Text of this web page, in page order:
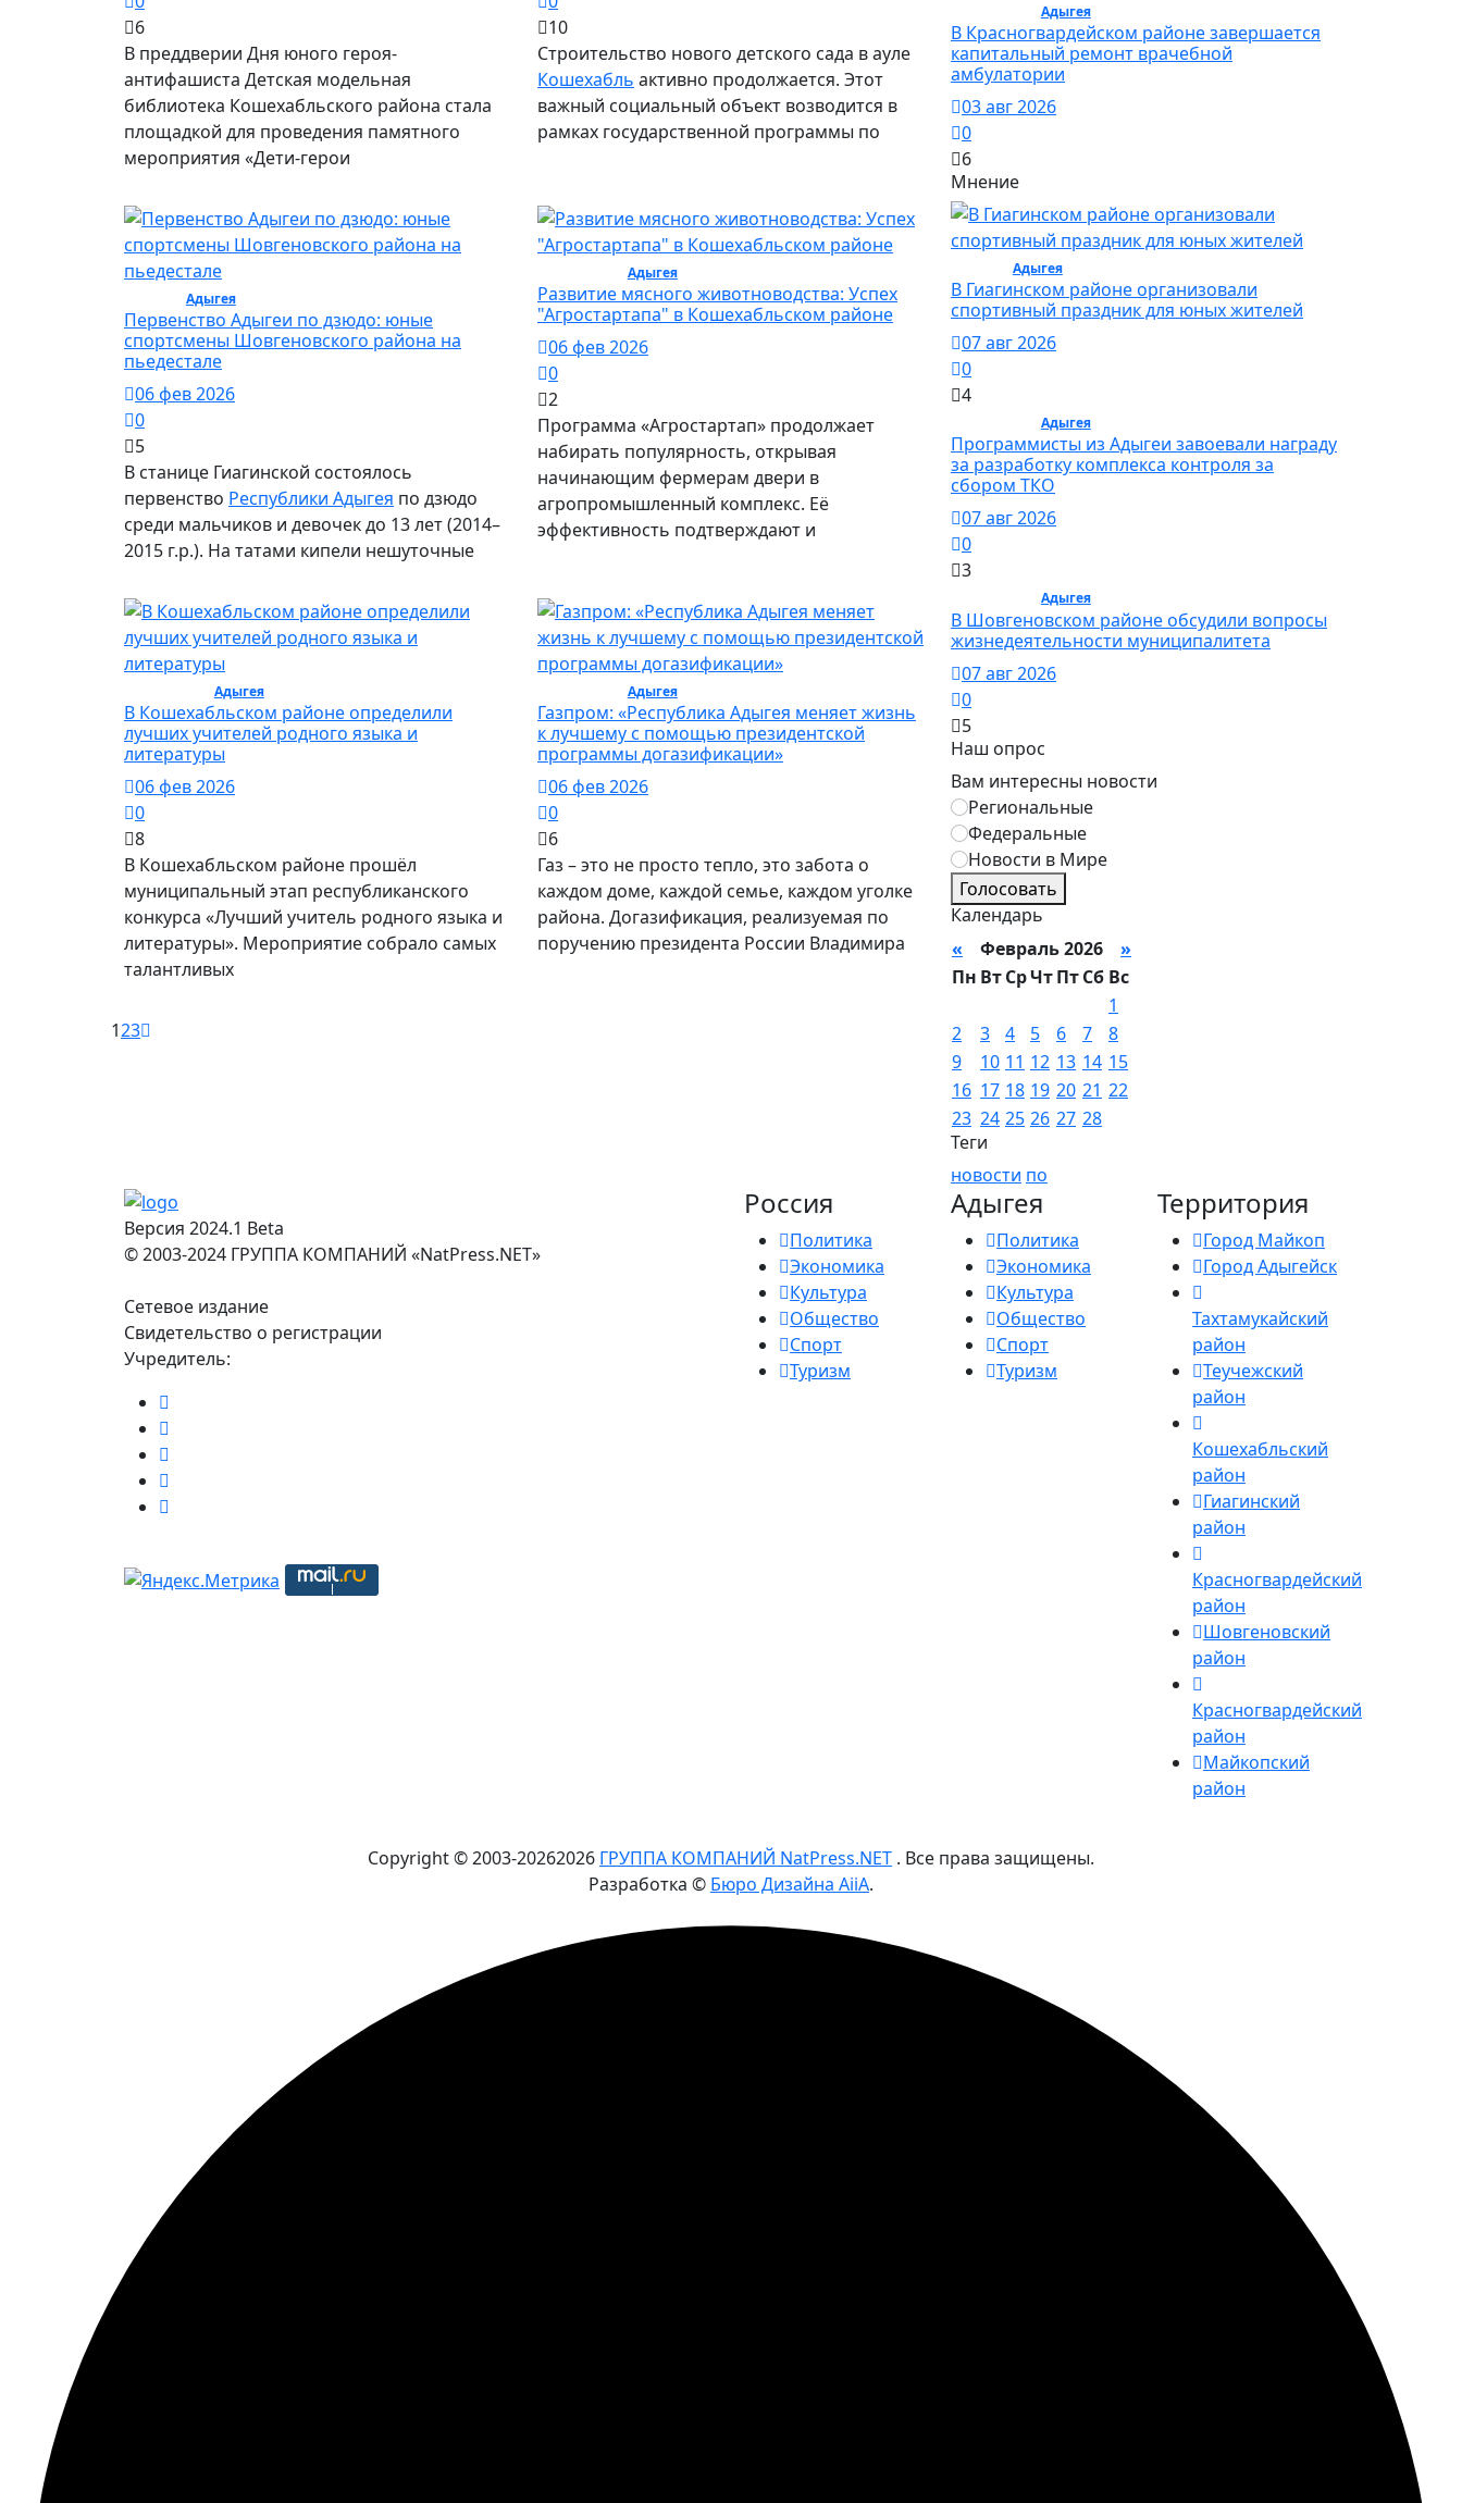
6
В преддверии Дня юного героя-
антифашиста Детская модельная
библиотека Кошехабльского района стала
площадкой для проведения памятного
мероприятия «Дети-герои
10
Строительство нового детского сада в ауле
Кошехабль активно продолжается. Этот
важный социальный объект возводится в
рамках государственной программы по
Адыгея/ Спорт
Первенство Адыгеи по дзюдо: юные
спортсмены Шовгеновского района на
пьедестале
06 фев 2026
0
5
В станице Гиагинской состоялось
первенство Республики Адыгея по дзюдо
среди мальчиков и девочек до 13 лет (2014–
2015 г.р.). На татами кипели нешуточные
Адыгея/ Общество
Развитие мясного животноводства: Успех
"Агростартапа" в Кошехабльском районе
06 фев 2026
0
2
Программа «Агростартап» продолжает
набирать популярность, открывая
начинающим фермерам двери в
агропромышленный комплекс. Её
эффективность подтверждают и
Адыгея/ Общество
В Кошехабльском районе определили
лучших учителей родного языка и
литературы
06 фев 2026
0
8
В Кошехабльском районе прошёл
муниципальный этап республиканского
конкурса «Лучший учитель родного языка и
литературы». Мероприятие собрало самых
талантливых
Адыгея/ Общество
Газпром: «Республика Адыгея меняет жизнь
к лучшему с помощью президентской
программы догазификации»
06 фев 2026
0
6
Газ – это не просто тепло, это забота о
каждом доме, каждой семье, каждом уголке
района. Догазификация, реализуемая по
поручению президента России Владимира
123
Адыгея/ Общество
В Красногвардейском районе завершается
капитальный ремонт врачебной
амбулатории
03 авг 2026
0
6
Мнение
Адыгея/ Спорт
В Гиагинском районе организовали
спортивный праздник для юных жителей
07 авг 2026
0
4
Адыгея/ Общество
Программисты из Адыгеи завоевали награду
за разработку комплекса контроля за
сбором ТКО
07 авг 2026
0
3
Адыгея/ Общество
В Шовгеновском районе обсудили вопросы
жизнедеятельности муниципалитета
07 авг 2026
0
5
Наш опрос
Вам интересны новости
Региональные
Федеральные
Новости в Мире
Голосовать
Календарь
« Февраль 2026 »
Пн ВтСрЧтПтСб Вс
1
2
3 4 5 6 7
8
9
10 11 12 13 14 15
16 17 18 19 20 21 22
23 24 25 26 27 28
Теги
новости по
Версия 2024.1 Beta
© 2003-2024 ГРУППА КОМПАНИЙ «NatPress.NET»
Сетевое издание
Свидетельство о регистрации
Учредитель:
Россия
Политика
Экономика
Культура
Общество
Спорт
Туризм
Адыгея
Политика
Экономика
Культура
Общество
Спорт
Туризм
Территория
Город Майкоп
Город Адыгейск
Тахтамукайский
район
Теучежский
район
Кошехабльский
район
Гиагинский
район
Красногвардейский
район
Шовгеновский
район
Красногвардейский
район
Майкопский
район
Copyright © 2003-20262026 ГРУППА КОМПАНИЙ NatPress.NET . Все права защищены.
Разработка © Бюро Дизайна AiiA.